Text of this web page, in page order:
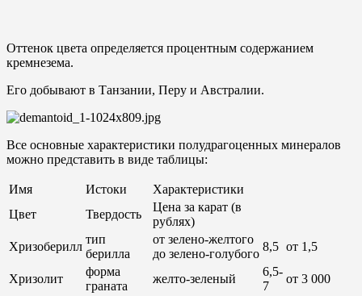
Оттенок цвета определяется процентным содержанием
кремнезема.
Его добывают в Танзании, Перу и Австралии.
Все основные характеристики полудрагоценных минералов
можно представить в виде таблицы:
Имя Истоки
Характеристики
Цвет
Твердость
Цена за карат (в
рублях)
Хризоберилл
тип
берилла
от зелено-желтого
до зелено-голубого
8,5 от 1,5
Хризолит
форма
граната
желто-зеленый
6,5-
7
от 3 000